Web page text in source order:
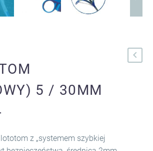
5 / 30MM
z „systemem szybkiej